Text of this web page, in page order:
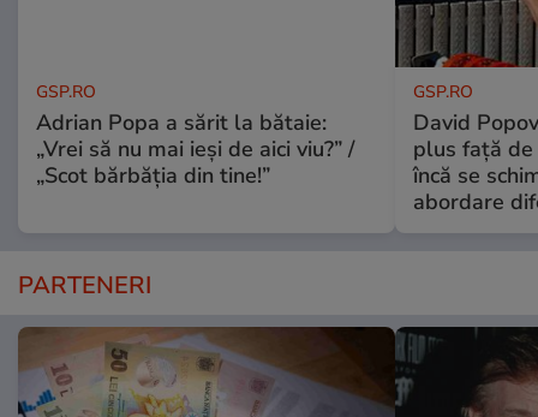
GSP.RO
Adrian Popa a sărit la bătaie:
„Vrei să nu mai ieși de aici viu?” /
„Scot bărbăția din tine!”
GSP.RO
David
plus față de
încă se
abordare
PARTENERI